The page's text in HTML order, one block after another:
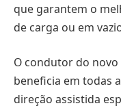
que garantem o
de carga ou em
O condutor do novo
beneficia em todas
direção assistida